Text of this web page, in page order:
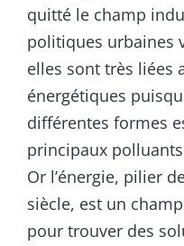
quitté le champ
politiques urbaines
elles sont très liées
énergétiques
différentes formes
principaux
Or l’énergie, pilier
siècle, est un
pour trouver des